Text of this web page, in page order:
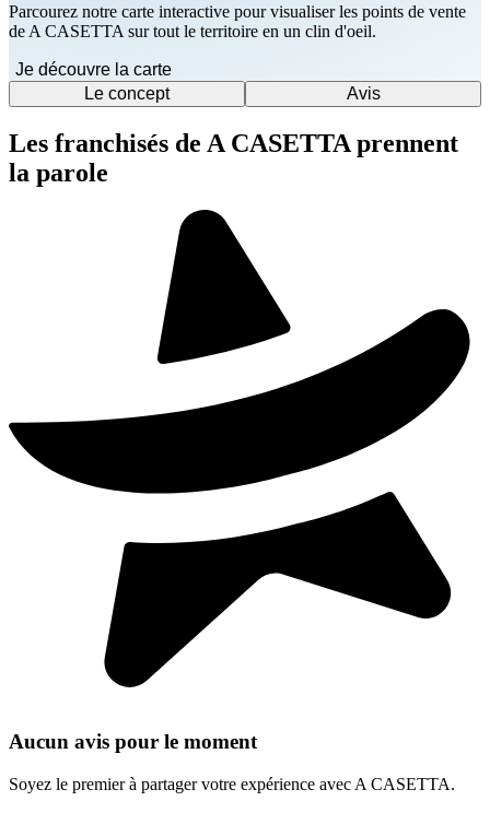
Parcourez notre carte interactive pour visualiser les points de vente
de A CASETTA sur tout le territoire en un clin d'oeil.
Je découvre la carte
Le concept
Avis
Les franchisés de A CASETTA prennent
la parole
Aucun avis pour le moment
Soyez le premier à partager votre expérience avec A CASETTA.